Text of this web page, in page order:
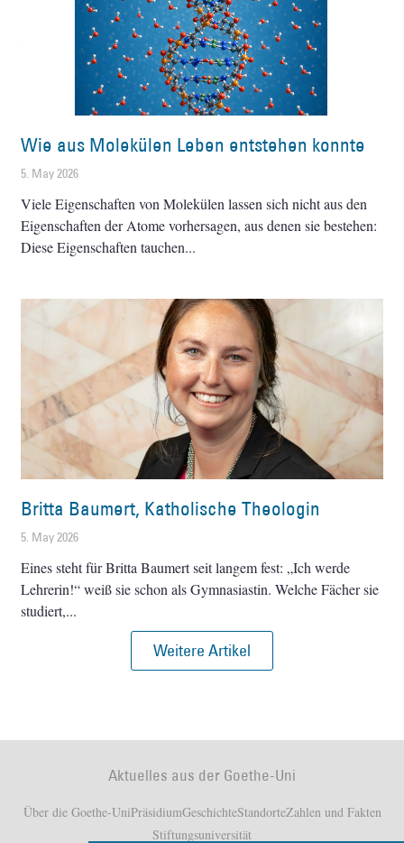
Wie aus Molekülen Leben entstehen konnte
5. May 2026
Viele Eigenschaften von Molekülen lassen sich nicht aus den
Eigenschaften der Atome vorhersagen, aus denen sie bestehen:
Diese Eigenschaften tauchen
Britta Baumert, Katholische Theologin
5. May 2026
Eines steht für Britta Baumert seit langem fest: „Ich werde
Lehrerin!“ weiß sie schon als Gymnasiastin. Welche Fächer sie
studiert,
Weitere Artikel
Aktuelles aus der Goethe-Uni
Über die Goethe-UniPräsidiumGeschichteStandorteZahlen und Fakten
Stiftungsuniversität